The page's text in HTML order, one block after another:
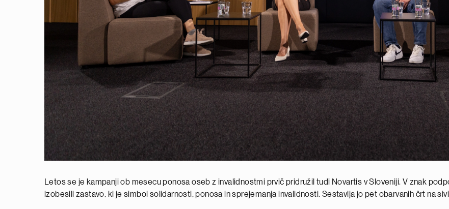
Letos se je kampanji ob mesecu ponosa oseb z invalidnostmi prvič pridružil tudi Novartis v Sloveniji. V znak
izobesili zastavo, ki je simbol solidarnosti, ponosa in sprejemanja invalidnosti. Sestavlja jo pet obarvanih črt na